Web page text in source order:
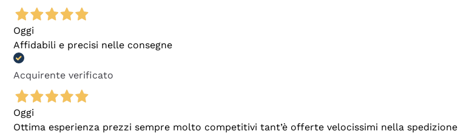
Oggi
Affidabili e precisi nelle consegne
Acquirente verificato
Oggi
Ottima esperienza prezzi sempre molto competitivi tant’è offerte velocissimi nella spedizione